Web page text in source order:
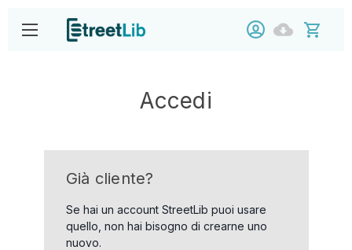
Accedi
Già cliente?
Se hai un account StreetLib puoi usare
quello, non hai bisogno di crearne uno
nuovo.